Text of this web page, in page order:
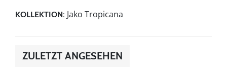
KOLLEKTION: Jako Tropicana
ZULETZT ANGESEHEN